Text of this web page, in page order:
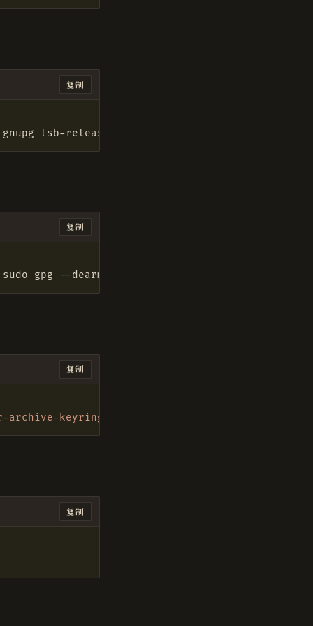
复制
复制
复制
archive-keyring.gpg] https://
复制